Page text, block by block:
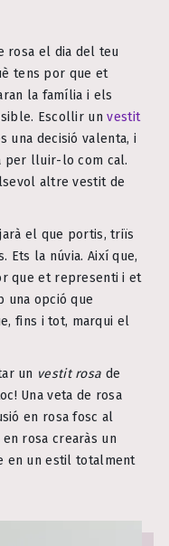
rosa el dia del teu
tens por que et
la família i els
Escollir unvestit
una decisió valenta, i
per lluir-lo com cal.
altre vestit de
el que portis, triïs
Ets la núvia. Així que,
que et representi i et
una opció que
fins i tot, marqui el
un vestit rosa de
Una veta de rosa
en rosa fosc al
rosa crearàs un
en un estil totalment